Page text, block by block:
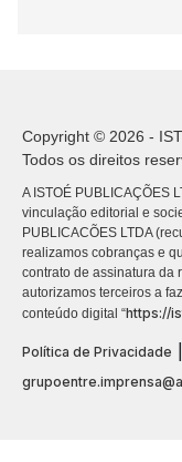
Copyright © 2026 -
Todos os direitos
A ISTOÉ PUBLICAÇÕES
vinculação editorial e
PUBLICACÕES LTDA
realizamos cobranças e
contrato de assinatura da
autorizamos terceiros a
conteúdo digital “https://
Política de Privacidade